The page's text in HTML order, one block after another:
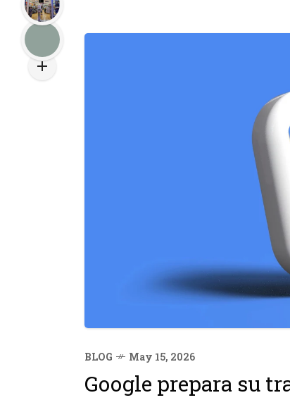
BLOG May 15, 2026
Google prepara su